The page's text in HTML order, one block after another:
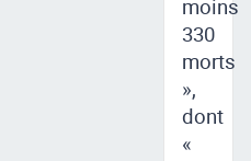
moins
330
morts
»,
dont
«